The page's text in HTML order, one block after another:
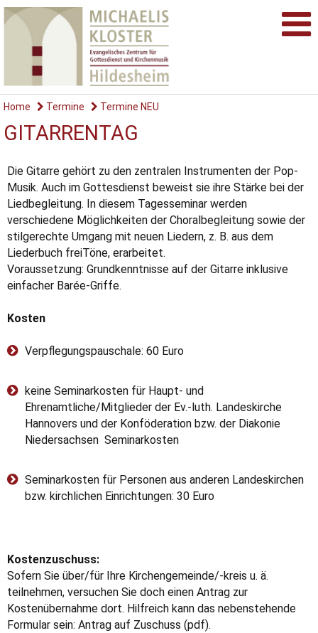
Home Termine Termine NEU
GITARRENTAG
Die Gitarre gehört zu den zentralen Instrumenten der Pop-
Musik. Auch im Gottesdienst beweist sie ihre Stärke bei der
Liedbegleitung. In diesem Tagesseminar werden
verschiedene Möglichkeiten der Choralbegleitung sowie der
stilgerechte Umgang mit neuen Liedern, z. B. aus dem
Liederbuch freiTöne, erarbeitet.
Voraussetzung: Grundkenntnisse auf der Gitarre inklusive
einfacher Barée-Griffe.
Kosten
Verpflegungspauschale: 60 Euro
keine Seminarkosten für Haupt- und
Ehrenamtliche/Mitglieder der Ev.-luth. Landeskirche
Hannovers und der Konföderation bzw. der Diakonie
Niedersachsen Seminarkosten
Seminarkosten für Personen aus anderen Landeskirchen
bzw. kirchlichen Einrichtungen: 30 Euro
Kostenzuschuss:
Sofern Sie über/für Ihre Kirchengemeinde/-kreis u. ä.
teilnehmen, versuchen Sie doch einen Antrag zur
Kostenübernahme dort. Hilfreich kann das nebenstehende
Formular sein: Antrag auf Zuschuss (pdf).